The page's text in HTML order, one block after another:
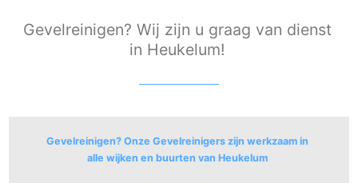
Gevelreinigen? Wij zijn u graag van dienst
in Heukelum!
Gevelreinigen? Onze Gevelreinigers zijn werkzaam in
alle wijken en buurten van Heukelum